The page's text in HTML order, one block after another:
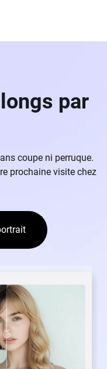
par
coupe ni perruque.
prochaine visite chez